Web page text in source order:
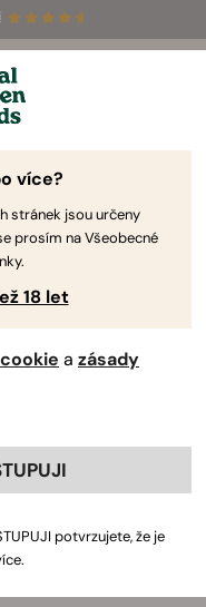
slevy
více?
stránek jsou určeny
prosím na Všeobecné
18 let
a zásady
potvrzujete, že je